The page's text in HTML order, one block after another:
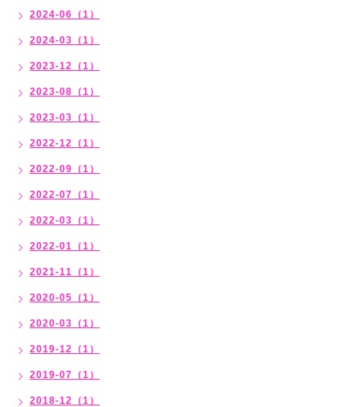
2024-06（1）
2024-03（1）
2023-12（1）
2023-08（1）
2023-03（1）
2022-12（1）
2022-09（1）
2022-07（1）
2022-03（1）
2022-01（1）
2021-11（1）
2020-05（1）
2020-03（1）
2019-12（1）
2019-07（1）
2018-12（1）